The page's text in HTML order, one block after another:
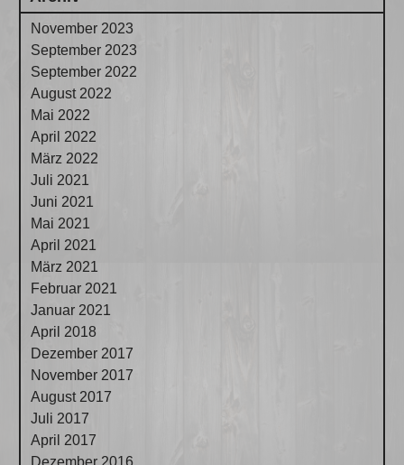
November 2023
September 2023
September 2022
August 2022
Mai 2022
April 2022
März 2022
Juli 2021
Juni 2021
Mai 2021
April 2021
März 2021
Februar 2021
Januar 2021
April 2018
Dezember 2017
November 2017
August 2017
Juli 2017
April 2017
Dezember 2016